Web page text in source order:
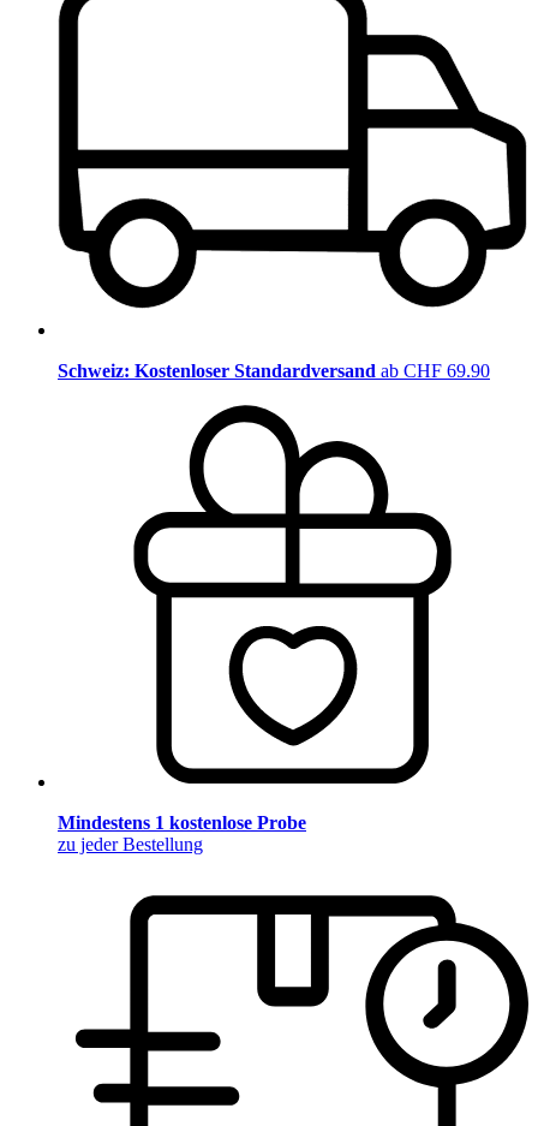
Schweiz: Kostenloser Standardversand ab CHF 69.90
Mindestens 1 kostenlose Probe
zu jeder Bestellung